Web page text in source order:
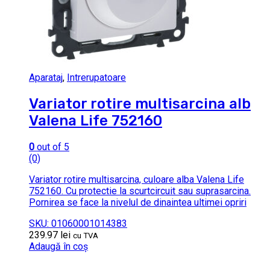
Aparataj, Intrerupatoare
Variator rotire multisarcina alb
Valena Life 752160
0 out of 5
(0)
Variator rotire multisarcina, culoare alba Valena Life
752160. Cu protectie la scurtcircuit sau suprasarcina.
Pornirea se face la nivelul de dinaintea ultimei opriri
SKU: 01060001014383
239.97 lei cu TVA
Adaugă în coș